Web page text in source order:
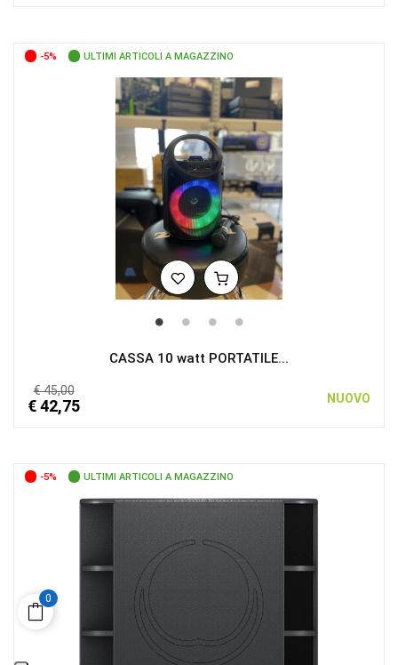
-5% ULTIMI ARTICOLI A MAGAZZINO
CASSA 10 watt PORTATILE...
€ 45,00
€ 42,75 NUOVO
-5% ULTIMI ARTICOLI A MAGAZZINO
0